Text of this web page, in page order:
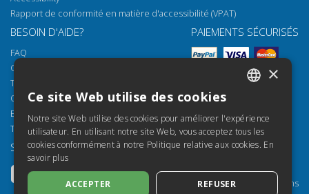
Rapport de conformité en matière d'accessibilité (VPAT)
BESOIN D'AIDE?
FAQ
Comment ouvrir nos documents
Torrossa Reader
Options d'accès
Email: helpdesk@torrossa.com
Tel:
+39 055 5018800
PAIEMENTS SÉCURISÉS
SUIVEZ-NOUS NOS RESSOURCES
Torrossa pour Institutions
SPANISH
FRENCH
ENGLISH
×
Ce site Web utilise des cookies
Notre site Web utilise des cookies pour améliorer l'expérience
utilisateur. En utilisant notre site Web, vous acceptez tous les
cookies conformément à notre Politique relative aux cookies. En
savoir plus
ACCEPTER REFUSER